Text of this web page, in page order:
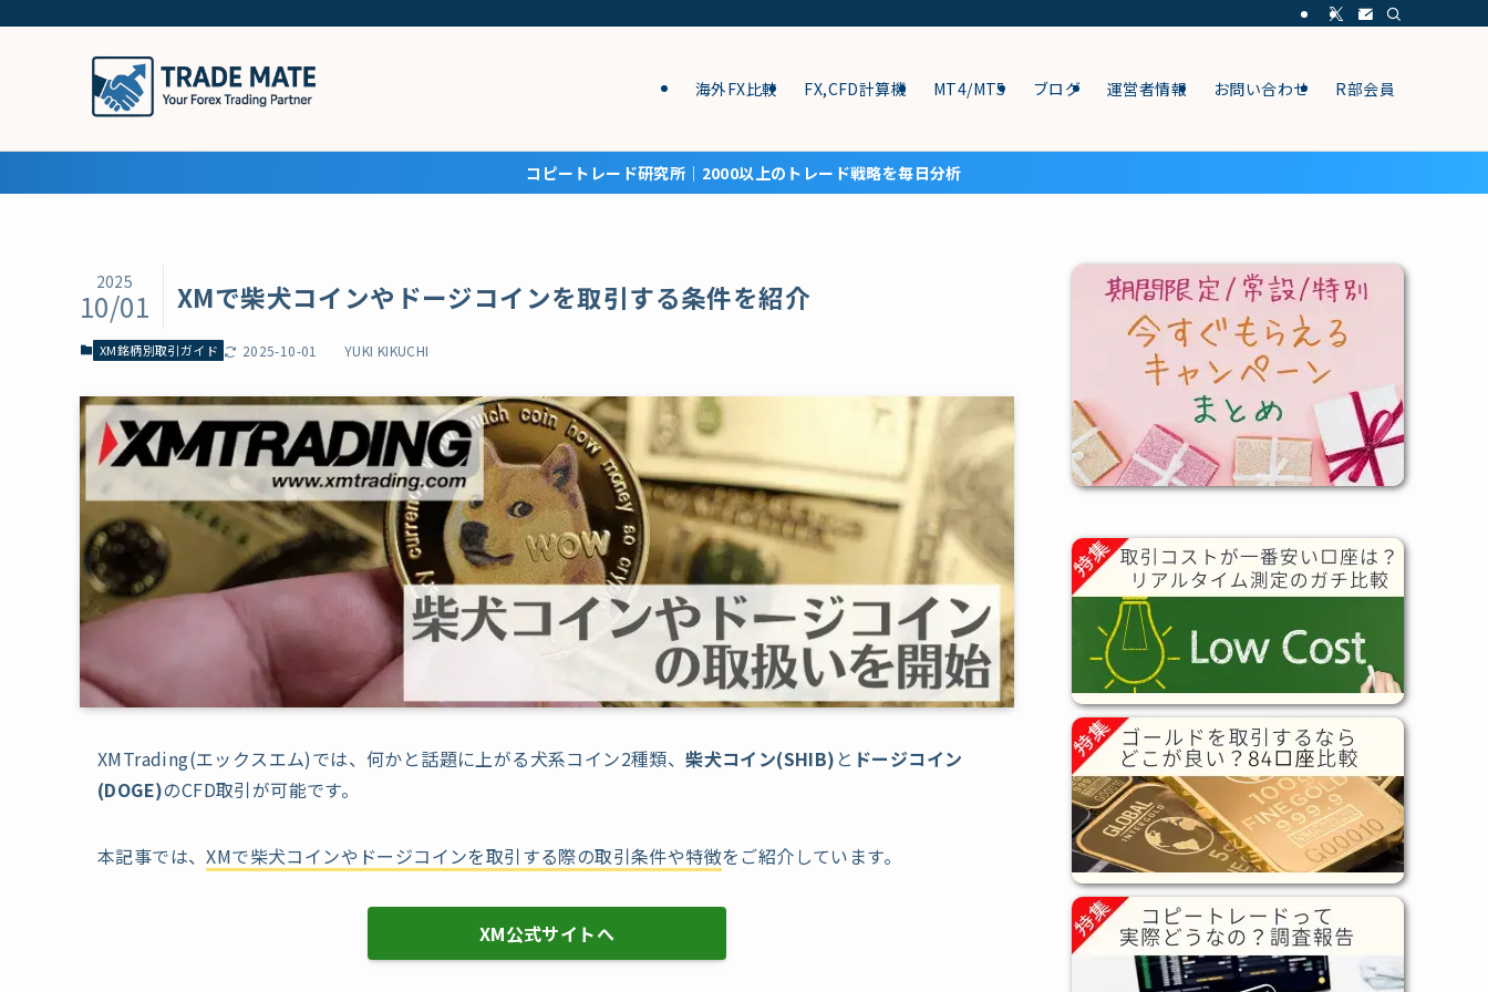
海外FX比較 FX,CFD計算機 MT4/MT5 ブログ 運営者情報 お問い合わせ R部会員
コピートレード研究所│2000以上のトレード戦略を毎日分析
XMで柴犬コインやドージコインを取引する条件を紹介
2025
10/01
XM銘柄別取引ガイド 2025-10-01 YUKI KIKUCHI
XMTrading(エックスエム)では、何かと話題に上がる犬系コイン2種類、柴犬コイン(SHIB) と ドージコイン
(DOGE)のCFD取引が可能です。
本記事では、XMで柴犬コインやドージコインを取引する際の取引条件や特徴をご紹介しています。
XM公式サイトへ